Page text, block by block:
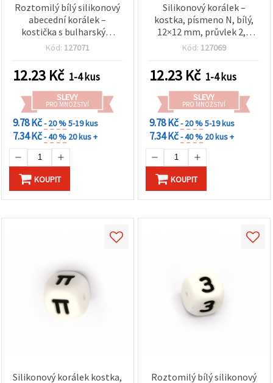
Roztomilý bílý silikonový
abecední korálek –
kostička s bulharským
písmenem „Ю“, 12×12
speciální kousek pro
personalizované šperky a
DIY tvoření
Kód: 127071
12.23 Kč 1-4 kus
SLEVY
PRO MNOŽSTVÍ
9.78 Kč- 20 %5-19 kus
7.34 Kč- 40 % 20 kus +
KOUPIT
Silikonový korálek –
kostka, písmeno N, bílý,
12×12 mm, průvlek 2,5
mm, 1 ks
Kód: 127069
12.23 Kč 1-4 kus
SLEVY
PRO MNOŽSTVÍ
9.78 Kč- 20 %5-19 kus
7.34 Kč- 40 % 20 kus +
KOUPIT
Silikonový korálek kostka,
Roztomilý bílý silikonový